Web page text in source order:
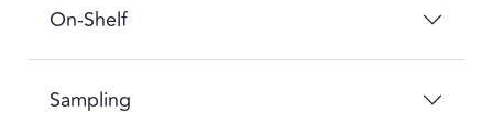
On-Shelf
Sampling